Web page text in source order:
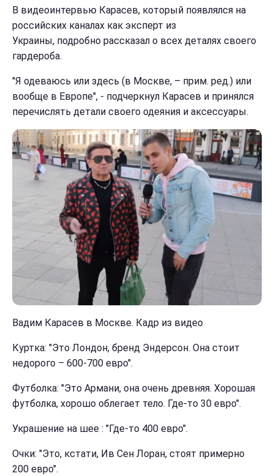
В видеоинтервью Карасев, который появлялся на
российских каналах как эксперт из
Украины, подробно рассказал о всех деталях своего
гардероба.
"Я одеваюсь или здесь (в Москве, – прим. ред.) или
вообще в Европе", - подчеркнул Карасев и принялся
перечислять детали своего одеяния и аксессуары.
Вадим Карасев в Москве. Кадр из видео
Куртка: "Это Лондон, бренд Эндерсон. Она стоит
недорого – 600-700 евро".
Футболка: "Это Армани, она очень древняя. Хорошая
футболка, хорошо облегает тело. Где-то 30 евро".
Украшение на шее : "Где-то 400 евро".
Очки: "Это, кстати, Ив Сен Лоран, стоят примерно
200 евро".